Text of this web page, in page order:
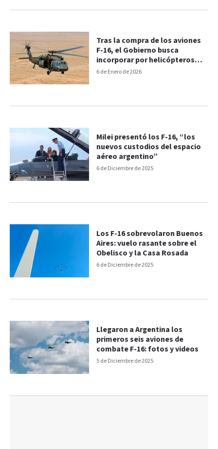
6 de Enero de 2026
Tras la compra de los aviones
F-16, el Gobierno busca
incorporar por helicópteros
estadounidenses
6 de Diciembre de 2025
Milei presentó los F-16, “los
nuevos custodios del espacio
aéreo argentino”
6 de Diciembre de 2025
Los F-16 sobrevolaron Buenos
Aires: vuelo rasante sobre el
Obelisco y la Casa Rosada
5 de Diciembre de 2025
Llegaron a Argentina los
primeros seis aviones de
combate F-16: fotos y videos